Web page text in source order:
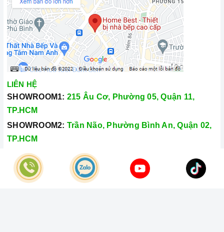
LIÊN HỆ
SHOWROOM1: 215 Âu Cơ, Phường 05, Quận 11,
TP.HCM
SHOWROOM2: Trần Não, Phường Bình An, Quận 02,
TP.HCM
Hotline:
028.66.79.8989
Khiếu nại: 0933.800.899